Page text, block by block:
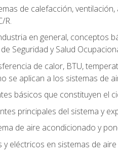
de calefacción,
R.
en general, conceptos
Seguridad y Salud
de calor, BTU,
se aplican a los sistemas de
básicos que constituyen el
principales del sistema y
de aire acondicionado y
y eléctricos en sistemas de